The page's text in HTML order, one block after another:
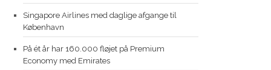
Singapore Airlines med daglige afgange til
København
På ét år har 160.000 fløjet på Premium
Economy med Emirates